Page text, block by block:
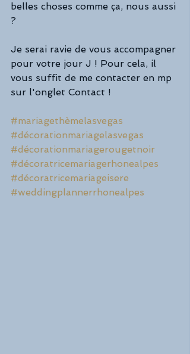
belles choses comme ça, nous aussi
?
Je serai ravie de vous accompagner
pour votre jour J ! Pour cela, il
vous suffit de me contacter en mp
sur l'onglet Contact !
#mariagethèmelasvegas
#décorationmariagelasvegas
#décorationmariagerougetnoir
#décoratricemariagerhonealpes
#décoratricemariageisere
#weddingplannerrhonealpes